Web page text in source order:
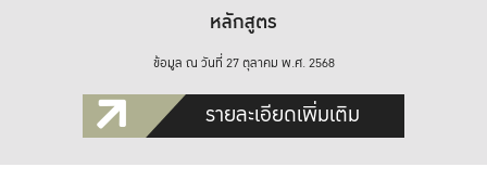
หลักสูตร
ข้อมูล ณ วันที่ 27 ตุลาคม พ.ศ. 2568
รายละเอียดเพิ่มเติม